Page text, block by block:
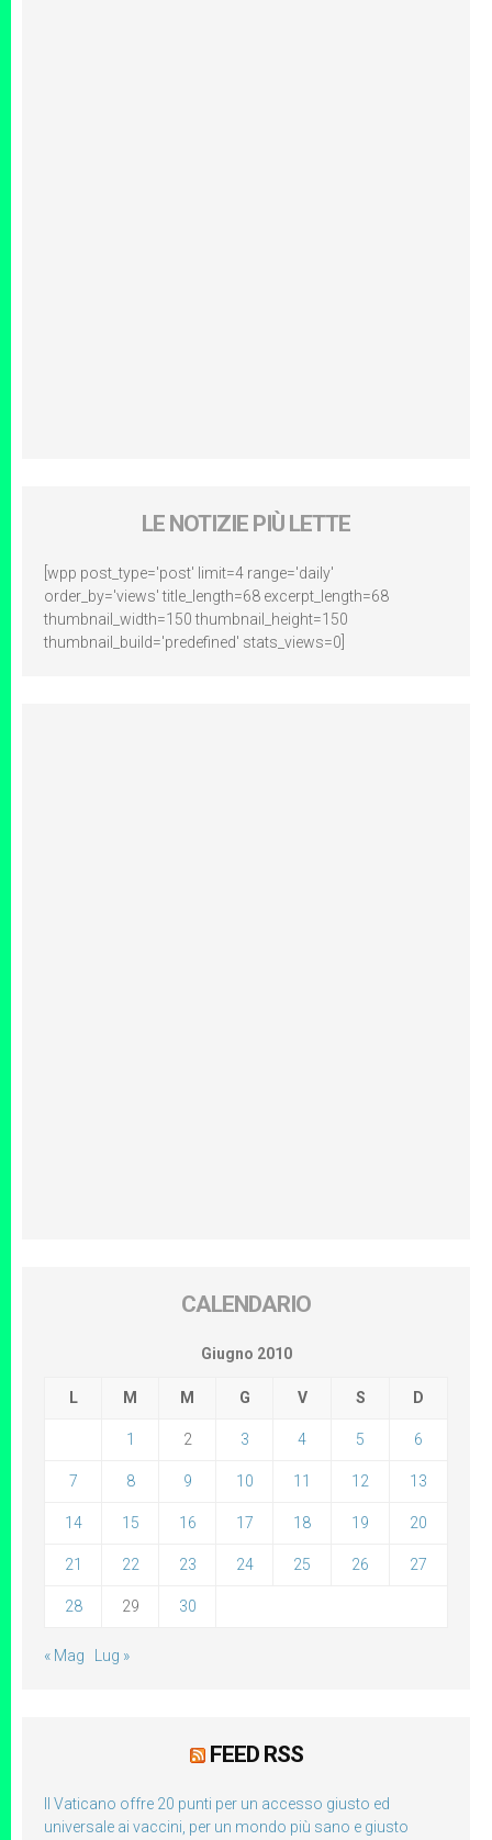
LE NOTIZIE PIÙ LETTE
[wpp post_type='post' limit=4 range='daily'
order_by='views' title_length=68 excerpt_length=68
thumbnail_width=150 thumbnail_height=150
thumbnail_build='predefined' stats_views=0]
CALENDARIO
Giugno 2010
L M M G V S D
1 2 3 4 5 6
7 8 9 10 11 12 13
14 15 16 17 18 19 20
21 22 23 24 25 26 27
28 29 30
« Mag Lug »
FEED RSS
Il Vaticano offre 20 punti per un accesso giusto ed
universale ai vaccini, per un mondo più sano e giusto